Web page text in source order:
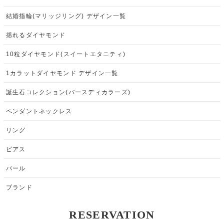
結婚指輪(マリッジリング) デザイン一覧
揺れるダイヤモンド
10粒ダイヤモンド(スイートエタニティ)
1カラットダイヤモンド デザイン一覧
誕生石コレクション(バースディカラーズ)
ペンダントネックレス
リング
ピアス
パール
ブランド
RESERVATION